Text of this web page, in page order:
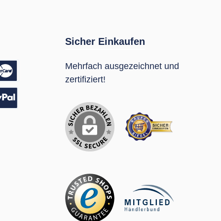
Sicher Einkaufen
Mehrfach ausgezeichnet und
zertifiziert!